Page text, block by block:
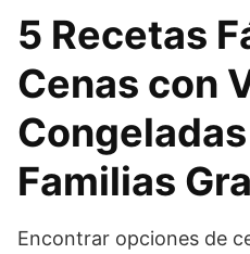
5 Recetas
Cenas con
Familias
Encontrar opciones de